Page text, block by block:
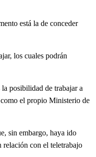
está la de conceder
los cuales podrán
posibilidad de trabajar a
el propio Ministerio de
sin embargo, haya ido
relación con el teletrabajo